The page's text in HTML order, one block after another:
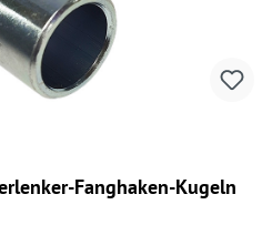
Fanghaken-Kugeln